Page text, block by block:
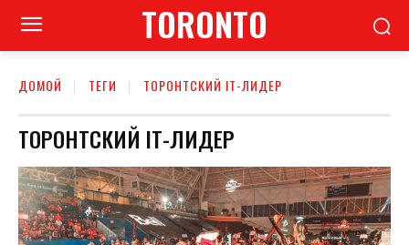
TORONTO
ДОМОЙ ТЕГИ ТОРОНТСКИЙ ІТ-ЛИДЕР
ТОРОНТСКИЙ ІТ-ЛИДЕР